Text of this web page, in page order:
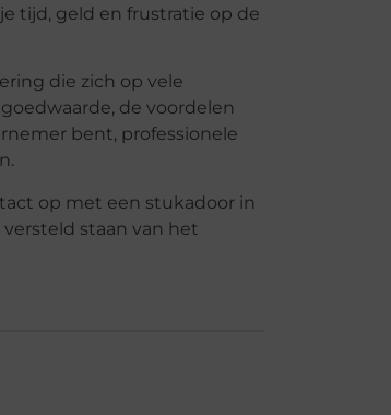
tijd, geld en frustratie op de
die zich op vele
de voordelen
bent, professionele
op met een stukadoor in
staan van het